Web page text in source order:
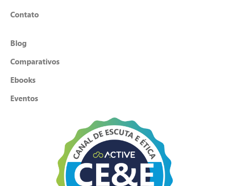
Contato
Blog
Comparativos
Ebooks
Eventos